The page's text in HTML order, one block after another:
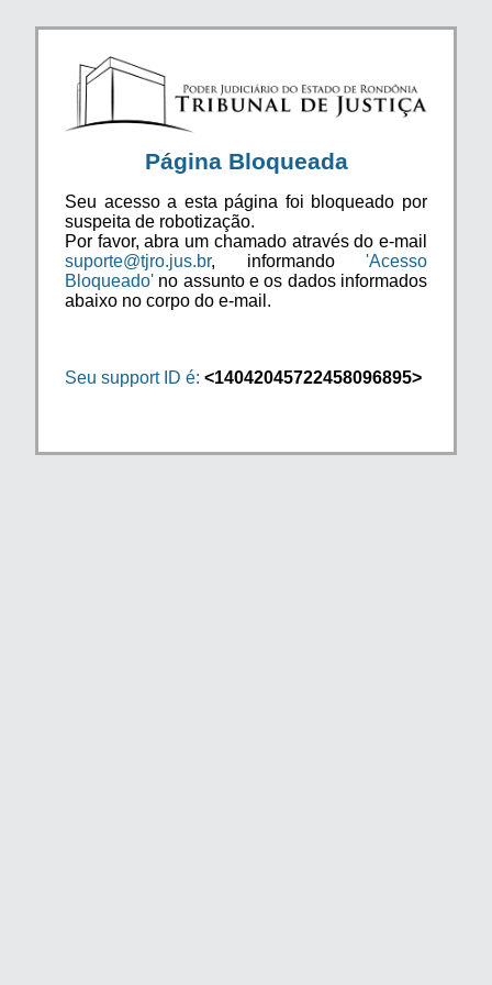
Página Bloqueada
Seu acesso a esta página foi bloqueado por
suspeita de robotização.
Por favor, abra um chamado através do e-mail
suporte@tjro.jus.br, informando 'Acesso
Bloqueado' no assunto e os dados informados
abaixo no corpo do e-mail.
Seu support ID é: <14042045722458096895>